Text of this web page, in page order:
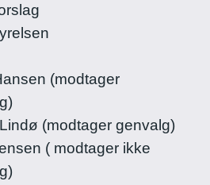
(modtager
(modtager genvalg)
( modtager ikke